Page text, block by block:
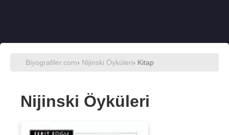
Biyografiler.com› Nijinski Öyküleri› Kitap
Nijinski Öyküleri